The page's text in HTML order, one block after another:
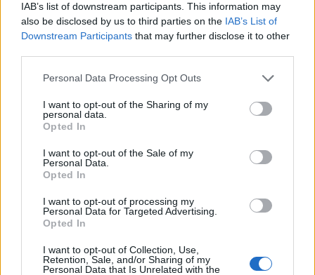
IAB’s list of downstream participants. This information may
also be disclosed by us to third parties on the IAB’s List of
Downstream Participants that may further disclose it to other
Personal Data Processing Opt Outs
I want to opt-out of the Sharing of my
personal data.
Opted In
I want to opt-out of the Sale of my
Personal Data.
Opted In
I want to opt-out of processing my
Personal Data for Targeted Advertising.
Opted In
I want to opt-out of Collection, Use,
Retention, Sale, and/or Sharing of my
Personal Data that Is Unrelated with the
Viihdeuutiset
12.7.2013, 12:40
Pioneerifestivaali käynnistyy
tänään – huipputähdet Stara
Stagella